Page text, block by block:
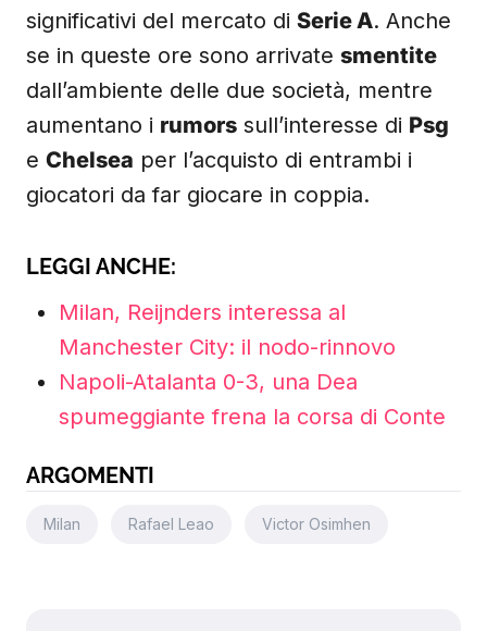
significativi del mercato di Serie A. Anche
se in queste ore sono arrivate smentite
dall’ambiente delle due società, mentre
aumentano i rumors sull’interesse di Psg
e Chelsea per l’acquisto di entrambi i
giocatori da far giocare in coppia.
LEGGI ANCHE:
Milan, Reijnders interessa al
Manchester City: il nodo-rinnovo
Napoli-Atalanta 0-3, una Dea
spumeggiante frena la corsa di Conte
ARGOMENTI
Milan Rafael Leao Victor Osimhen